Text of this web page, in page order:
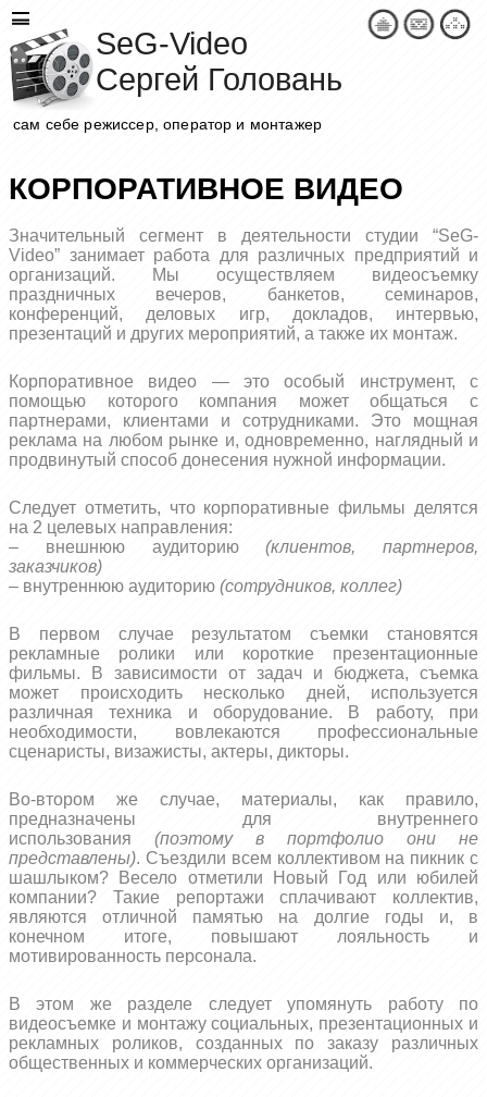
SeG-Video
Сергей Головань
сам себе режиссер, оператор и монтажер
КОРПОРАТИВНОЕ ВИДЕО
Значительный сегмент в деятельности студии “SeG-
Video” занимает работа для различных предприятий и
организаций. Мы осуществляем видеосъемку
праздничных вечеров, банкетов, семинаров,
конференций, деловых игр, докладов, интервью,
презентаций и других мероприятий, а также их монтаж.
Корпоративное видео — это особый инструмент, с
помощью которого компания может общаться с
партнерами, клиентами и сотрудниками. Это мощная
реклама на любом рынке и, одновременно, наглядный и
продвинутый способ донесения нужной информации.
Следует отметить, что корпоративные фильмы делятся
на 2 целевых направления:
– внешнюю аудиторию(клиентов, партнеров,
заказчиков)
– внутреннюю аудиторию (сотрудников, коллег)
В первом случае результатом съемки становятся
рекламные ролики или короткие презентационные
фильмы. В зависимости от задач и бюджета, съемка
может происходить несколько дней, используется
различная техника и оборудование. В работу, при
необходимости, вовлекаются профессиональные
сценаристы, визажисты, актеры, дикторы.
Во-втором же случае, материалы, как правило,
предназначены для внутреннего
использования (поэтому в портфолио они не
представлены). Съездили всем коллективом на пикник с
шашлыком? Весело отметили Новый Год или юбилей
компании? Такие репортажи сплачивают коллектив,
являются отличной памятью на долгие годы и, в
конечном итоге, повышают лояльность и
мотивированность персонала.
В этом же разделе следует упомянуть работу по
видеосъемке и монтажу социальных, презентационных и
рекламных роликов, созданных по заказу различных
общественных и коммерческих организаций.